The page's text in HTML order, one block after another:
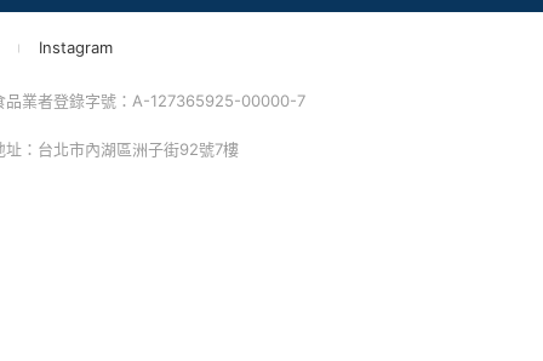
Instagram
業者登錄字號：A-127365925-00000-7
：台北市內湖區洲子街92號7樓